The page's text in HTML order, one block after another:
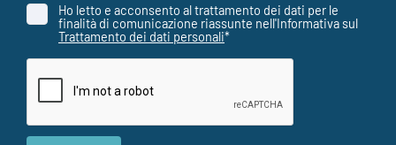
Ho letto e acconsento al trattamento dei dati per le
finalità di comunicazione riassunte nell'Informativa sul
Trattamento dei dati personali*